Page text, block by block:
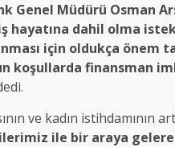
Genel Müdürü Osman
hayatına dahil olma
için oldukça önem
koşullarda finansman
ve kadın istihdamının
ile bir araya